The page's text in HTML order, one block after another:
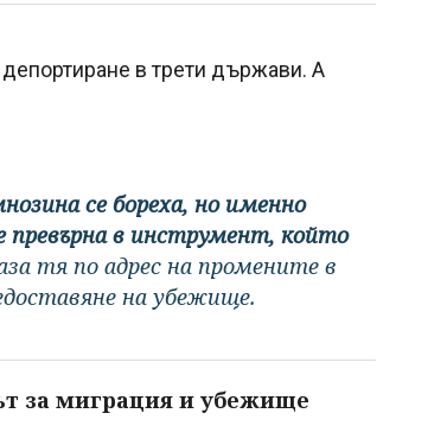
депортиране в трети държави. А
се бореха, но именно
превърна в инструмент, който
тя по адрес на промените в
на убежище.
за миграция и убежище